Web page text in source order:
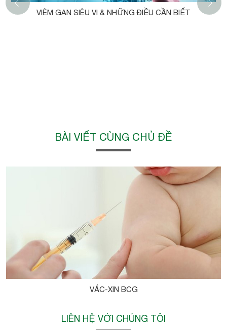
‹
VIÊM GAN SIÊU VI & NHỮNG ĐIỀU CẦN BIẾT
BÀI VIẾT CÙNG CHỦ ĐỀ
VẮC-XIN BCG
LIÊN HỆ VỚI CHÚNG TÔI